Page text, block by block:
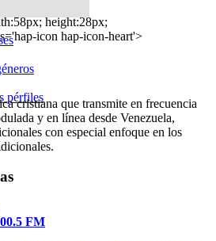
pérfiles
height:28px;
icon hap-icon-heart'>
cristiana que transmite en frecuencia
y en línea desde Venezuela,
con especial enfoque en los
FM